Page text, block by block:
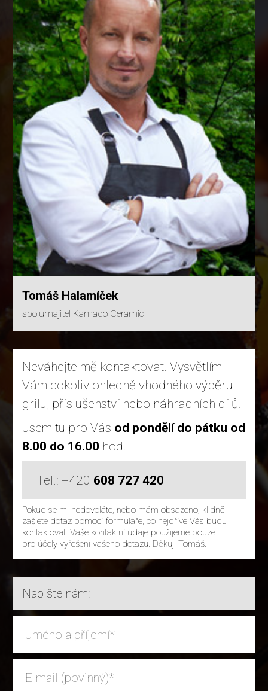
Tomáš Halamíček
spolumajitel Kamado Ceramic
Neváhejte mě kontaktovat. Vysvětlím
Vám cokoliv ohledně vhodného výběru
grilu, příslušenství nebo náhradních dílů.
Jsem tu pro Vás od pondělí do pátku od
8.00 do 16.00 hod.
Tel.: +420 608 727 420
Pokud se mi nedovoláte, nebo mám obsazeno, klidně
zašlete dotaz pomocí formuláře, co nejdříve Vás budu
kontaktovat. Vaše kontaktní údaje použijeme pouze
pro účely vyřešení vašeho dotazu. Děkuji Tomáš.
Napište nám: